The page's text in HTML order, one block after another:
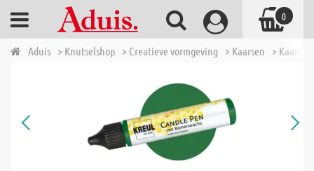
Aduis > Knutselshop > Creatieve vormgeving > Kaarsen >
0